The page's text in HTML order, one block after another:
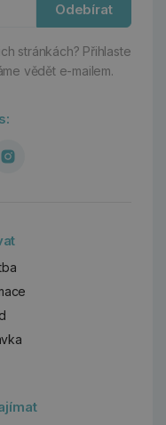
Odebírat
stránkách? Přihlaste
vědět e-mailem.